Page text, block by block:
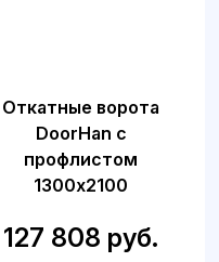
Откатные ворота
DoorHan с
профлистом
1300x2100
127 808 руб.